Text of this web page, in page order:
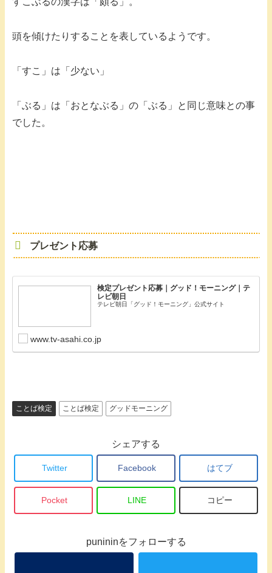
頭を傾けたりすることを表しているようです。
「すこ」は「少ない」
「ぶる」は「おとなぶる」の「ぶる」と同じ意味との事
でした。
プレゼント応募
検定プレゼント応募｜グッド！モーニング｜テ
レビ朝日
テレビ朝日「グッド！モーニング」公式サイト
www.tv-asahi.co.jp
ことば検定 ことば検定 グッドモーニング
シェアする
Twitter Facebook はてブ
Pocket LINE コピー
punininをフォローする